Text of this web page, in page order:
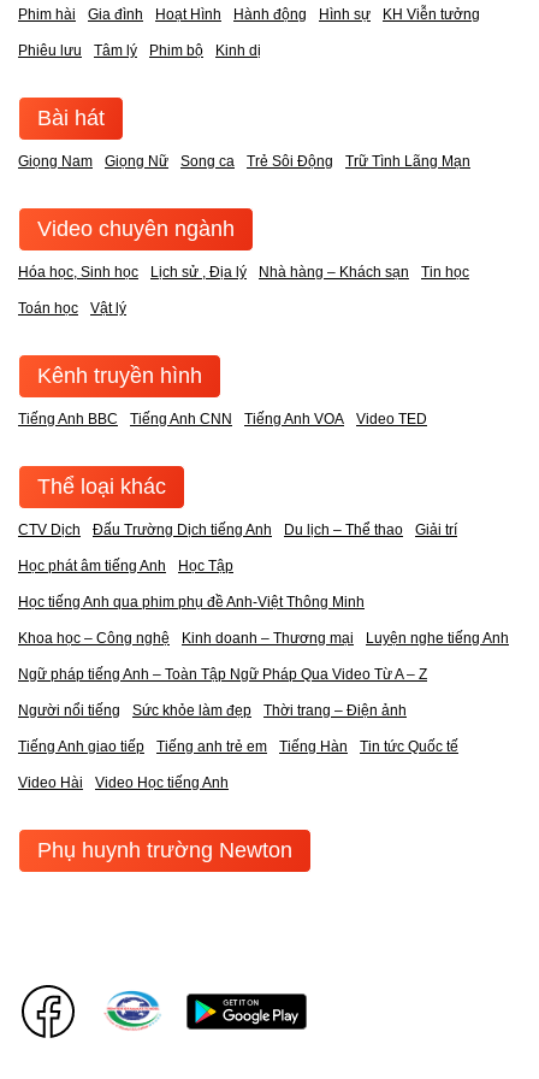
Phim hài Gia đình Hoạt Hình Hành động Hình sự KH Viễn tưởng
Phiêu lưu Tâm lý Phim bộ Kinh dị
Bài hát
Giọng Nam Giọng Nữ Song ca Trẻ Sôi Động Trữ Tình Lãng Mạn
Video chuyên ngành
Hóa học, Sinh học Lịch sử , Địa lý Nhà hàng – Khách sạn Tin học
Toán học Vật lý
Kênh truyền hình
Tiếng Anh BBC Tiếng Anh CNN Tiếng Anh VOA Video TED
Thể loại khác
CTV Dịch Đấu Trường Dịch tiếng Anh Du lịch – Thể thao Giải trí
Học phát âm tiếng Anh Học Tập
Học tiếng Anh qua phim phụ đề Anh-Việt Thông Minh
Khoa học – Công nghệ Kinh doanh – Thương mại Luyện nghe tiếng Anh
Ngữ pháp tiếng Anh – Toàn Tập Ngữ Pháp Qua Video Từ A – Z
Người nổi tiếng Sức khỏe làm đẹp Thời trang – Điện ảnh
Tiếng Anh giao tiếp Tiếng anh trẻ em Tiếng Hàn Tin tức Quốc tế
Video Hài Video Học tiếng Anh
Phụ huynh trường Newton